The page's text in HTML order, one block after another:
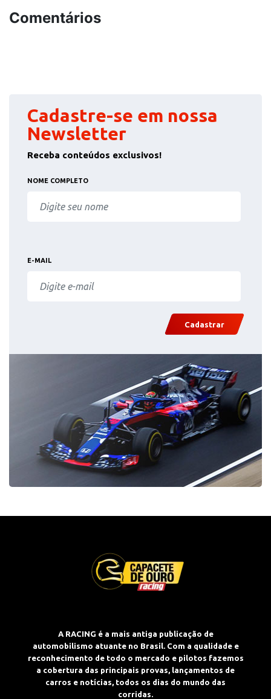
Comentários
Cadastre-se em nossa
Newsletter
Receba conteúdos exclusivos!
NOME COMPLETO
E-MAIL
Cadastrar
A RACING é a mais antiga publicação de
automobilismo atuante no Brasil. Com a qualidade e
reconhecimento de todo o mercado e pilotos fazemos
a cobertura das principais provas, lançamentos de
carros e notícias, todos os dias do mundo das
corridas.